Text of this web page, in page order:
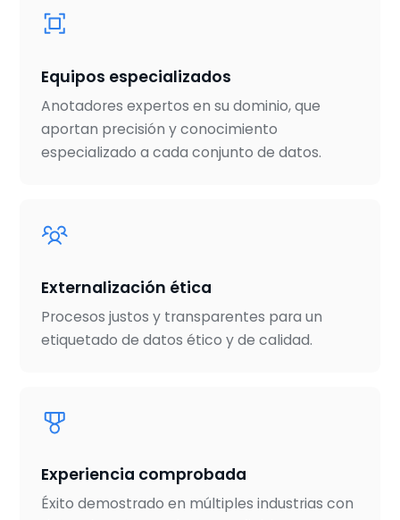
Equipos especializados
Anotadores expertos en su dominio, que
aportan precisión y conocimiento
especializado a cada conjunto de datos.
Externalización ética
Procesos justos y transparentes para un
etiquetado de datos ético y de calidad.
Experiencia comprobada
Éxito demostrado en múltiples industrias con